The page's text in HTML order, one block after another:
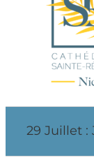
29 Juillet :